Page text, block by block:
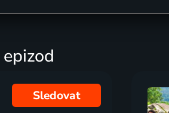
Sledovat